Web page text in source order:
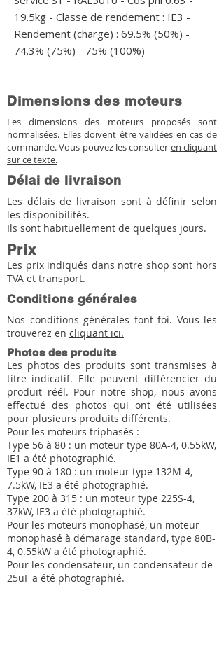
19.5kg - Classe de rendement : IE3 -
Rendement (charge) : 69.5% (50%) -
74.3% (75%) - 75% (100%) -
Dimensions des moteurs
Les dimensions des moteurs proposés sont
normalisées. Elles doivent être validées en cas de
commande. Vous pouvez les consulter en cliquant
sur ce texte.
Délai de livraison
Les délais de livraison sont à définir selon
les disponibilités.
Ils sont habituellement de quelques jours.
Prix
Les prix indiqués dans notre shop sont hors
TVA et transport.
Conditions générales
Nos conditions générales font foi. Vous les
trouverez en cliquant ici.
Photos des produits
Les photos des produits sont transmises à
titre indicatif. Elle peuvent différencier du
produit réél. Pour notre shop, nous avons
effectué des photos qui ont été utilisées
pour plusieurs produits différents.
Pour les moteurs triphasés :
Type 56 à 80 : un moteur type 80A-4, 0.55kW,
IE1 a été photographié.
Type 90 à 180 : un moteur type 132M-4,
7.5kW, IE3 a été photographié.
Type 200 à 315 : un moteur type 225S-4,
37kW, IE3 a été photographié.
Pour les moteurs monophasé, un moteur
monophasé à démarage standard, type 80B-
4, 0.55kW a été photographié.
Pour les condensateur, un condensateur de
25uF a été photographié.